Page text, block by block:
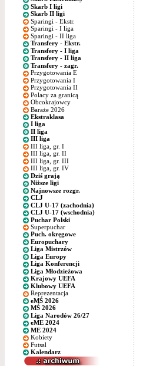
Skarb I ligi
Skarb II ligi
Sparingi - Ekstr.
Sparingi - I liga
Sparingi - II liga
Transfery - Ekstr.
Transfery - I liga
Transfery - II liga
Transfery - zagr.
Przygotowania E
Przygotowania I
Przygotowania II
Polacy za granicą
Obcokrajowcy
Baraże 2026
Ekstraklasa
I liga
II liga
III liga
III liga, gr. I
III liga, gr. II
III liga, gr. III
III liga, gr. IV
Dziś grają
Niższe ligi
Najnowsze rozgr.
CLJ
CLJ U-17 (zachodnia)
CLJ U-17 (wschodnia)
Puchar Polski
Superpuchar
Puch. okręgowe
Europuchary
Liga Mistrzów
Liga Europy
Liga Konferencji
Liga Młodzieżowa
Krajowy UEFA
Klubowy UEFA
Reprezentacja
eMŚ 2026
MŚ 2026
Liga Narodów 26/27
eME 2024
ME 2024
Kobiety
Futsal
Kalendarz